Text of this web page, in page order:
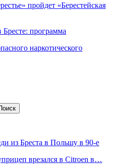
пройдет «Берестейская
программа
наркотического
из Бреста в Польшу в 90-е
врезался в Citroen в…